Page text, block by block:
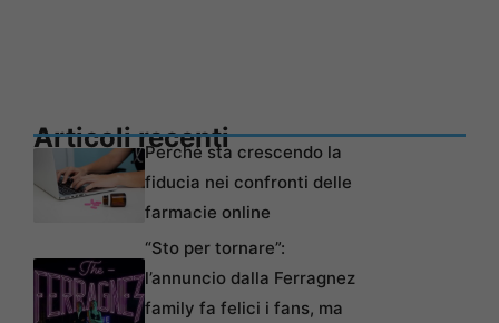
Articoli recentiPerché sta crescendo la
fiducia nei confronti delle
farmacie online
“Sto per tornare”:
l’annuncio dalla Ferragnez
family fa felici i fans, ma